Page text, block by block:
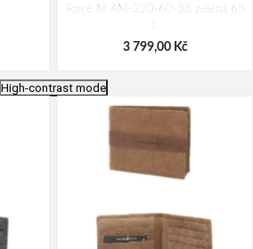
Force M AM-220-60-33 zelená 63
3 799,00 Kč
High-contrast mode